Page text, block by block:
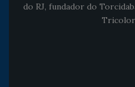
do RJ, fundador do
Tricolor